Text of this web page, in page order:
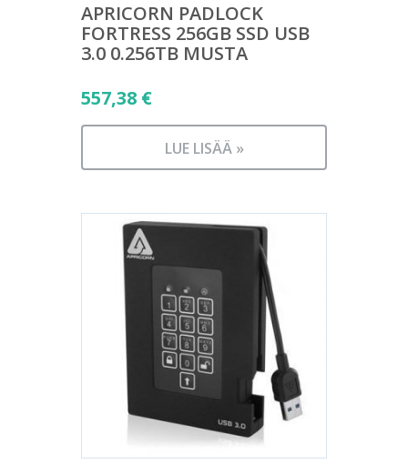
APRICORN PADLOCK
FORTRESS 256GB SSD USB
3.0 0.256TB MUSTA
557,38 €
LUE LISÄÄ »